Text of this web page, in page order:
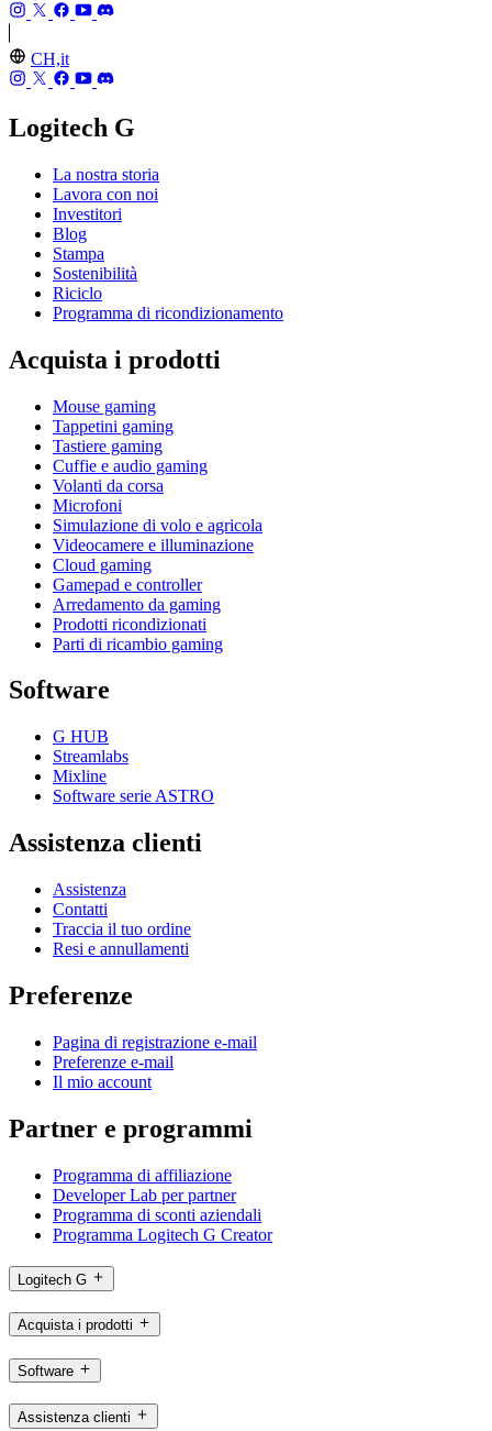
CH,it
Logitech G
La nostra storia
Lavora con noi
Investitori
Blog
Stampa
Sostenibilità
Riciclo
Programma di ricondizionamento
Acquista i prodotti
Mouse gaming
Tappetini gaming
Tastiere gaming
Cuffie e audio gaming
Volanti da corsa
Microfoni
Simulazione di volo e agricola
Videocamere e illuminazione
Cloud gaming
Gamepad e controller
Arredamento da gaming
Prodotti ricondizionati
Parti di ricambio gaming
Software
G HUB
Streamlabs
Mixline
Software serie ASTRO
Assistenza clienti
Assistenza
Contatti
Traccia il tuo ordine
Resi e annullamenti
Preferenze
Pagina di registrazione e-mail
Preferenze e-mail
Il mio account
Partner e programmi
Programma di affiliazione
Developer Lab per partner
Programma di sconti aziendali
Programma Logitech G Creator
Logitech G
Acquista i prodotti
Software
Assistenza clienti